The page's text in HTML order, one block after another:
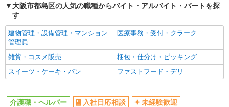
エルダー（50代～）活躍中
シニア（60代～）活躍中
高収入・高額
ボーナス・賞与あり
昇給あり
フルタイム歓迎
禁煙・分煙
駅直結・駅チカ
車通勤OK
残業少なめ（月20h未満）
交通費支給
大阪市都島区の人気の職種からバイト・アルバイト・パートを探
す
建物管理・設備管理・マンション
管理員
医療事務・受付・クラーク
雑貨・コスメ販売
梱包・仕分け・ピッキング
スイーツ・ケーキ・パン
ファストフード・デリ
介護職・ヘルパー 入社日応相談
未経験歓迎